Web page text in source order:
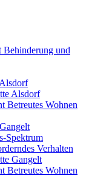
Behinderung und
Alsdorf
Betreutes Wohnen
Spektrum
Verhalten
Gangelt
Betreutes Wohnen